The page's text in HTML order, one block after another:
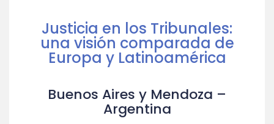
Justicia en los Tribunales:
una visión comparada de
Europa y Latinoamérica
Buenos Aires y Mendoza –
Argentina